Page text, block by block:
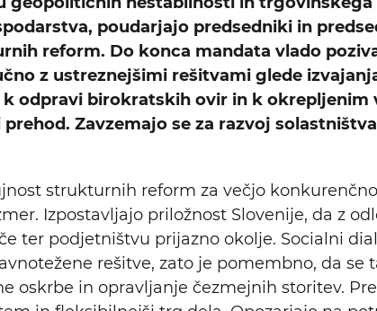
poudarjajo predsedniki in
reform. Do konca mandata vlado
z ustreznejšimi rešitvami glede
odpravi birokratskih ovir in k okrepljenim
Zavzemajo se za razvoj
strukturnih reform za večjo
Izpostavljajo priložnost Slovenije, da z
ter podjetništvu prijazno okolje. Socialni
rešitve, zato je pomembno, da se
oskrbe in opravljanje čezmejnih storitev.